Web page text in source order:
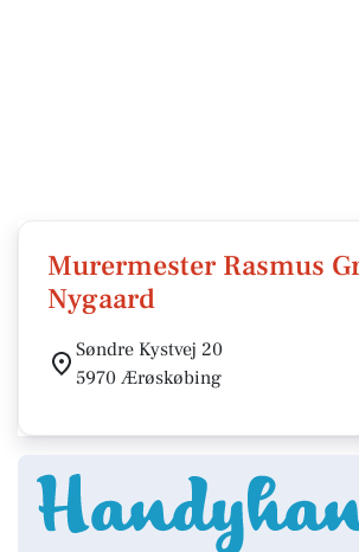
Murermester Rasmus
Nygaard
Søndre Kystvej 20
5970 Ærøskøbing